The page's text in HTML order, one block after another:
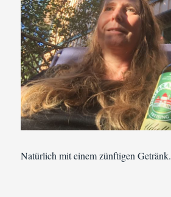
Natürlich mit einem zünftigen Getränk.